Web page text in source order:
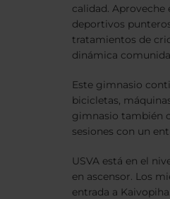
calidad. Aproveche
deportivos
tratamientos de
dinámica
Este gimnasio
bicicletas,
gimnasio también
sesiones con un
USVA está en el
en ascensor. Los
entrada a Kaivopiha.